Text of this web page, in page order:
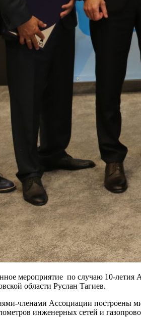
мероприятие по случаю 10-
области Руслан Тагиев.
членами Ассоциации построены
инженерных сетей и